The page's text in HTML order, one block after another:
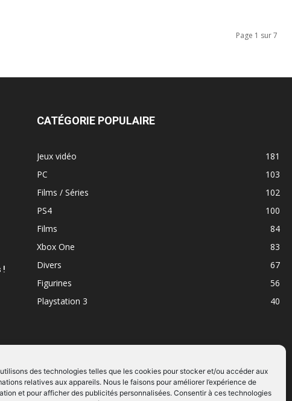
des technologies telles que les cookies pour stocker et/ou accéder aux
relatives aux appareils. Nous le faisons pour améliorer l’expérience de
et pour afficher des publicités personnalisées. Consentir à ces technologies
Page 1 sur 7
!
CATÉGORIE POPULAIRE
Jeux vidéo
181
PC
103
Films / Séries
102
PS4
100
Films
84
Xbox One
83
Divers
67
Figurines
56
Playstation 3
40
SUIVEZ NOUS